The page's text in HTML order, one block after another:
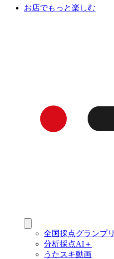
お店でもっと楽しむ
全国採点グランプリ
分析採点AI＋
うたスキ動画